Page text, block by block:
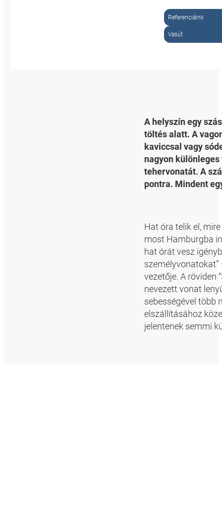
Referenciáink
Vasút
A helyszín egy
töltés alatt. A
kaviccsal vagy
nagyon
tehervonatát. A
pontra. Mindent
Hat óra telik el,
most Hamburgba
hat órát vesz
vezetője. A röviden
nevezett vonat
sebességével több
elszállításához
jelentenek semmi